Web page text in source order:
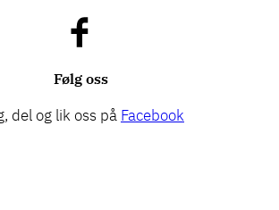
Følg oss
del og lik oss på Facebook